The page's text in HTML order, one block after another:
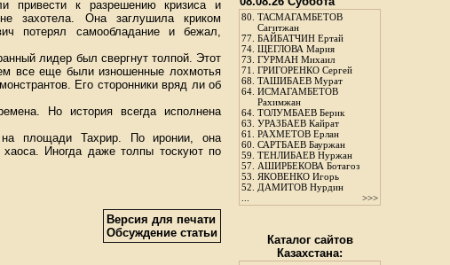
привести к разрешению кризиса и
захотела. Она заглушила криком
потерял самообладание и бежал,
лидер был свергнут толпой. Этот
все еще были изношенные лохмотья
Его сторонники вряд ли об
Но история всегда исполнена
на площади Тахрир. По иронии, она
Иногда даже толпы тоскуют по
Версия для печати
Обсуждение статьи
80. ТАСМАГАМБЕТОВ
Сагитжан
77. БАЙБАТЧИН Ертай
74. ЩЕГЛОВА Мария
73. ГУРМАН Михаил
71. ГРИГОРЕНКО Сергей
68. ТАШИБАЕВ Мурат
64. ИСМАГАМБЕТОВ
Рахимжан
64. ТОЛУМБАЕВ Берик
63. УРАЗБАЕВ Кайрат
61. РАХМЕТОВ Ерлан
60. САРТБАЕВ Бауржан
59. ТЕНЛИБАЕВ Нуржан
57. АШИРБЕКОВА Ботагоз
53. ЯКОВЕНКО Игорь
52. ДАМИТОВ Нурдин
>>>
Каталог сайтов
Казахстана: